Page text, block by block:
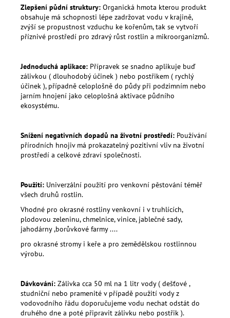
Zlepšení půdní struktury: Organická hmota kterou produkt
obsahuje má schopnosti lépe zadržovat vodu v krajině,
zvýší se propustnost vzduchu ke kořenům, tak se vytvoří
příznivé prostředí pro zdravý růst rostlin a mikroorganizmů.
Jednoduchá aplikace: Přípravek se snadno aplikuje buď
zálivkou ( dlouhodobý účinek ) nebo postřikem ( rychlý
účinek ), případně celoplošně do půdy při podzimním nebo
jarním hnojení jako celoplošná aktivace půdního
ekosystému.
Snížení negativních dopadů na životní prostředí: Používání
přírodních hnojiv má prokazatelný pozitivní vliv na životní
prostředí a celkové zdraví společnosti.
Použití: Univerzální použití pro venkovní pěstování téměř
všech druhů rostlin.
Vhodné pro okrasné rostliny venkovní i v truhlících,
plodovou zeleninu, chmelnice, vinice, jablečné sady,
jahodárny ,borůvkové farmy ....
pro okrasné stromy i keře a pro zemědělskou rostlinnou
výrobu.
Dávkování: Zálivka cca 50 ml na 1 litr vody ( dešťové ,
studniční nebo pramenité v případě použití vody z
vodovodního řádu doporučujeme vodu nechat odstát do
druhého dne a poté připravit zálivku nebo postřik ).